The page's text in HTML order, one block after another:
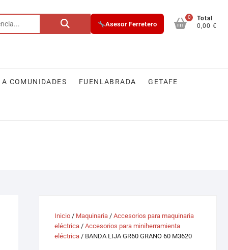
Buscar
Asesor Ferretero
0
Total
0,00 €
COMUNIDADES FUENLABRADA GETAFE
Inicio / Maquinaria / Accesorios para maquinaria
eléctrica / Accesorios para miniherramienta
eléctrica / BANDA LIJA GR60 GRANO 60 M3620